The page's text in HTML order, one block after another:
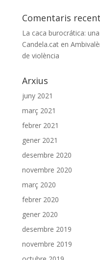
Comentaris
La caca burocrática:
Candela.caten
de violència
Arxius
juny 2021
març 2021
febrer 2021
gener 2021
desembre 2020
novembre 2020
març 2020
febrer 2020
gener 2020
desembre 2019
novembre 2019